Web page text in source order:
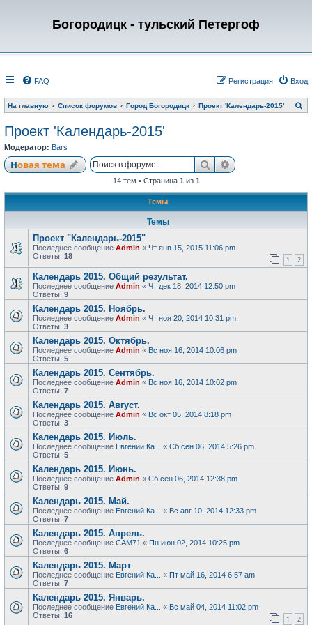
Богородицк - тульский Петергоф
FAQ Вход
Регистрация
На главную Список форумов Город Богородицк Проект 'Календарь-2015'
о
Проект 'Календарь-2015'
Модератор: Bars
Новая тема ПоискРасширенный
14 тем • Страница 1 из 1
Темы
Темы
Проект "Календарь-2015"
Последнее сообщение Admin « Чт янв 15, 2015 11:06 pm
Ответы: 18 1 2
Календарь 2015. Общий результат.
Последнее сообщение Admin « Чт дек 18, 2014 12:50 pm
Ответы: 9
Календарь 2015. Ноябрь.
Последнее сообщение Admin « Чт ноя 20, 2014 10:31 pm
Ответы: 3
Календарь 2015. Октябрь.
Последнее сообщение Admin « Вс ноя 16, 2014 10:06 pm
Ответы: 5
Календарь 2015. Сентябрь.
Последнее сообщение Admin « Вс ноя 16, 2014 10:02 pm
Ответы: 7
Календарь 2015. Август.
Последнее сообщение Admin « Вс окт 05, 2014 8:18 pm
Ответы: 3
Календарь 2015. Июль.
Последнее сообщение Евгений Ка... « Сб сен 06, 2014 5:26 pm
Ответы: 5
Календарь 2015. Июнь.
Последнее сообщение Admin « Сб сен 06, 2014 12:38 pm
Ответы: 9
Календарь 2015. Май.
Последнее сообщение Евгений Ка... « Вс авг 10, 2014 12:33 pm
Ответы: 7
Календарь 2015. Апрель.
Последнее сообщение САМ71 « Пн июн 02, 2014 10:25 pm
Ответы: 6
Календарь 2015. Март
Последнее сообщение Евгений Ка... « Пт май 16, 2014 6:57 am
Ответы: 7
Календарь 2015. Январь.
Последнее сообщение Евгений Ка... « Вс май 04, 2014 11:02 pm
Ответы: 16 1 2